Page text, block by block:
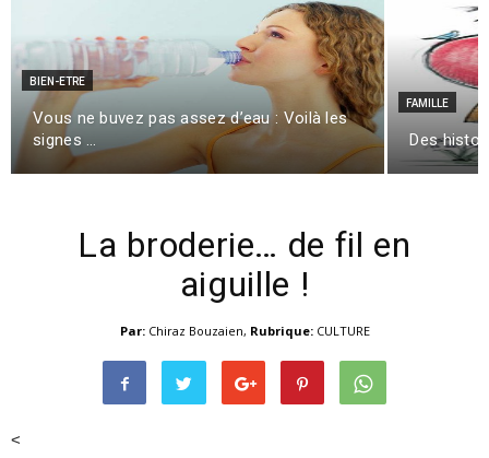
BIEN-ETRE
Vous ne buvez pas assez d’eau : Voilà les
signes …
FAMILLE
Des
La broderie… de fil en
aiguille !
Par: Chiraz Bouzaien, Rubrique: CULTURE
<